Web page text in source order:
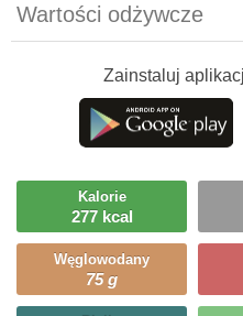
Wartości odżywcze
Ciekawostki
Ile możesz zjeść?
Zainstaluj
Kalorie
277 kcal
Węglowodany
75 g